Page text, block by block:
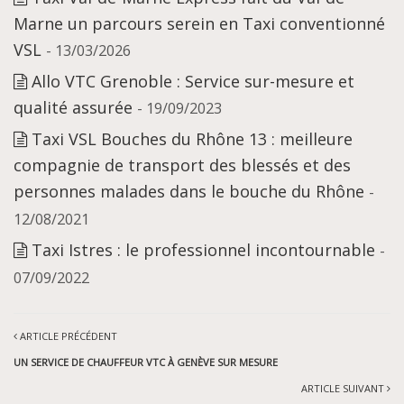
Marne un parcours serein en Taxi conventionné
VSL - 13/03/2026
Allo VTC Grenoble : Service sur-mesure et
qualité assurée - 19/09/2023
Taxi VSL Bouches du Rhône 13 : meilleure
compagnie de transport des blessés et des
personnes malades dans le bouche du Rhône -
12/08/2021
Taxi Istres : le professionnel incontournable -
07/09/2022
ARTICLE PRÉCÉDENT
UN SERVICE DE CHAUFFEUR VTC À GENÈVE SUR MESURE
ARTICLE SUIVANT